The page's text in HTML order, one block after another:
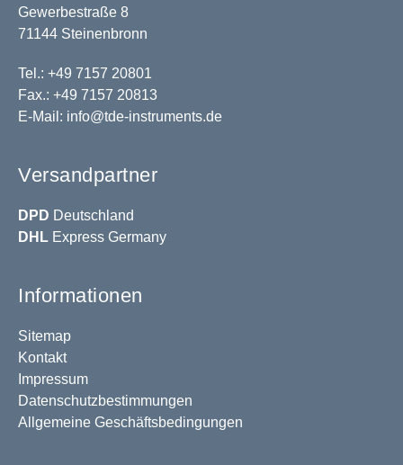
Gewerbestraße 8
71144 Steinenbronn
Tel.: +49 7157 20801
Fax.: +49 7157 20813
E-Mail: info@tde-instruments.de
Versandpartner
DPD Deutschland
DHL Express Germany
Informationen
Sitemap
Kontakt
Impressum
Datenschutzbestimmungen
Allgemeine Geschäftsbedingungen